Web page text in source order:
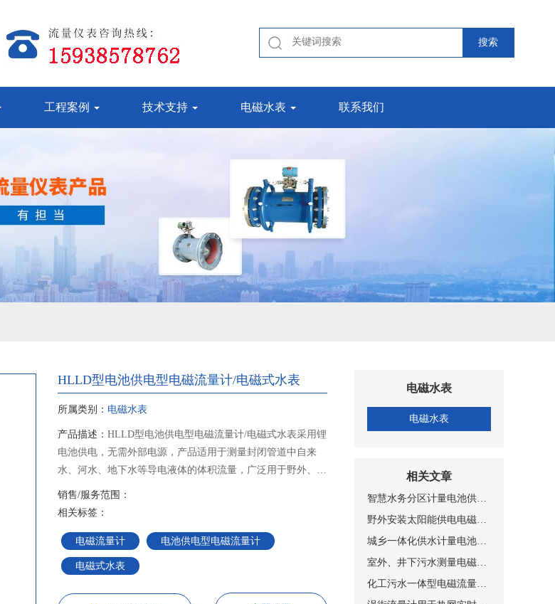
工程案例 技术支持 电磁水表 联系我们
电磁水表
电磁水表
相关文章
智慧水务分区计量电池供电NB-IOT远传带压力测量电磁式水表
野外安装太阳能供电电磁流量计安装现场图片
城乡一体化供水计量电池供电电磁流量计安装现场
室外、井下污水测量电磁流量计安装现场
化工污水一体型电磁流量计安装图片
HLLD型电池供电型电磁流量计/电磁式水表
所属类别： 电磁水表
产品描述： HLLD型电池供电型电磁流量计/电磁式水表采用锂
电池供电，无需外部电源，产品适用于测量封闭管道中自来
水、河水、地下水等导电液体的体积流量，广泛用于野外、井
下、潮湿环境安装使用。
销售/服务范围：
相关标签：
电磁流量计 电池供电型电磁流量计
电磁式水表